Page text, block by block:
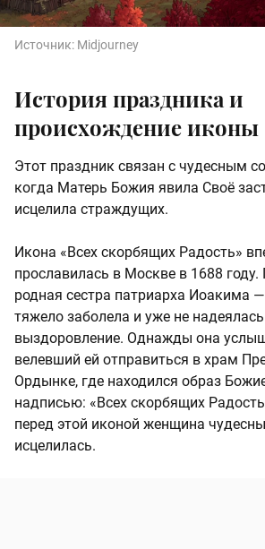
Источник: Midjourney
История праздника и
происхождение иконы
Этот праздник связан с чудесным
когда Матерь Божия явила Своё
исцелила страждущих.
Икона «Всех скорбящих Радость»
прославилась в Москве в 1688
родная сестра патриарха Иоакима
тяжело заболела и уже не
выздоровление. Однажды она
велевший ей отправиться в храм
Ордынке, где находился образ
надписью: «Всех скорбящих
перед этой иконой женщина
исцелилась.